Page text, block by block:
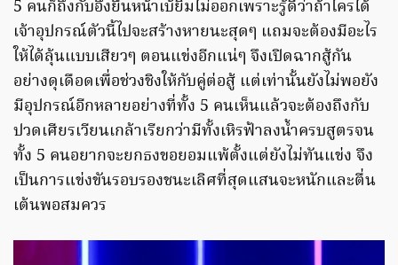
5 คนก็ถึงกับอึ้งยืนหน้าเบ้ยิ้มไม่ออกเพราะรู้ดีว่าถ้าใครได้
เจ้าอุปกรณ์ตัวนี้ไปจะสร้างหายนะสุดๆ แถมจะต้องมีอะไร
ให้ได้ลุ้นแบบเสียวๆ ตอนแข่งอีกแน่ๆ จึงเปิดฉากสู้กัน
อย่างดุเดือดเพื่อช่วงชิงให้กับคู่ต่อสู้ แต่เท่านั้นยังไม่พอยัง
มีอุปกรณ์อีกหลายอย่างที่ทั้ง 5 คนเห็นแล้วจะต้องถึงกับ
ปวดเศียรเวียนเกล้าเรียกว่ามีทั้งเหิรฟ้าลงน้ำครบสูตรจน
ทั้ง 5 คนอยากจะยกธงขอยอมแพ้ตั้งแต่ยังไม่ทันแข่ง จึง
เป็นการแข่งขันรอบรองชนะเลิศที่สุดแสนจะหนักและตื่น
เต้นพอสมควร